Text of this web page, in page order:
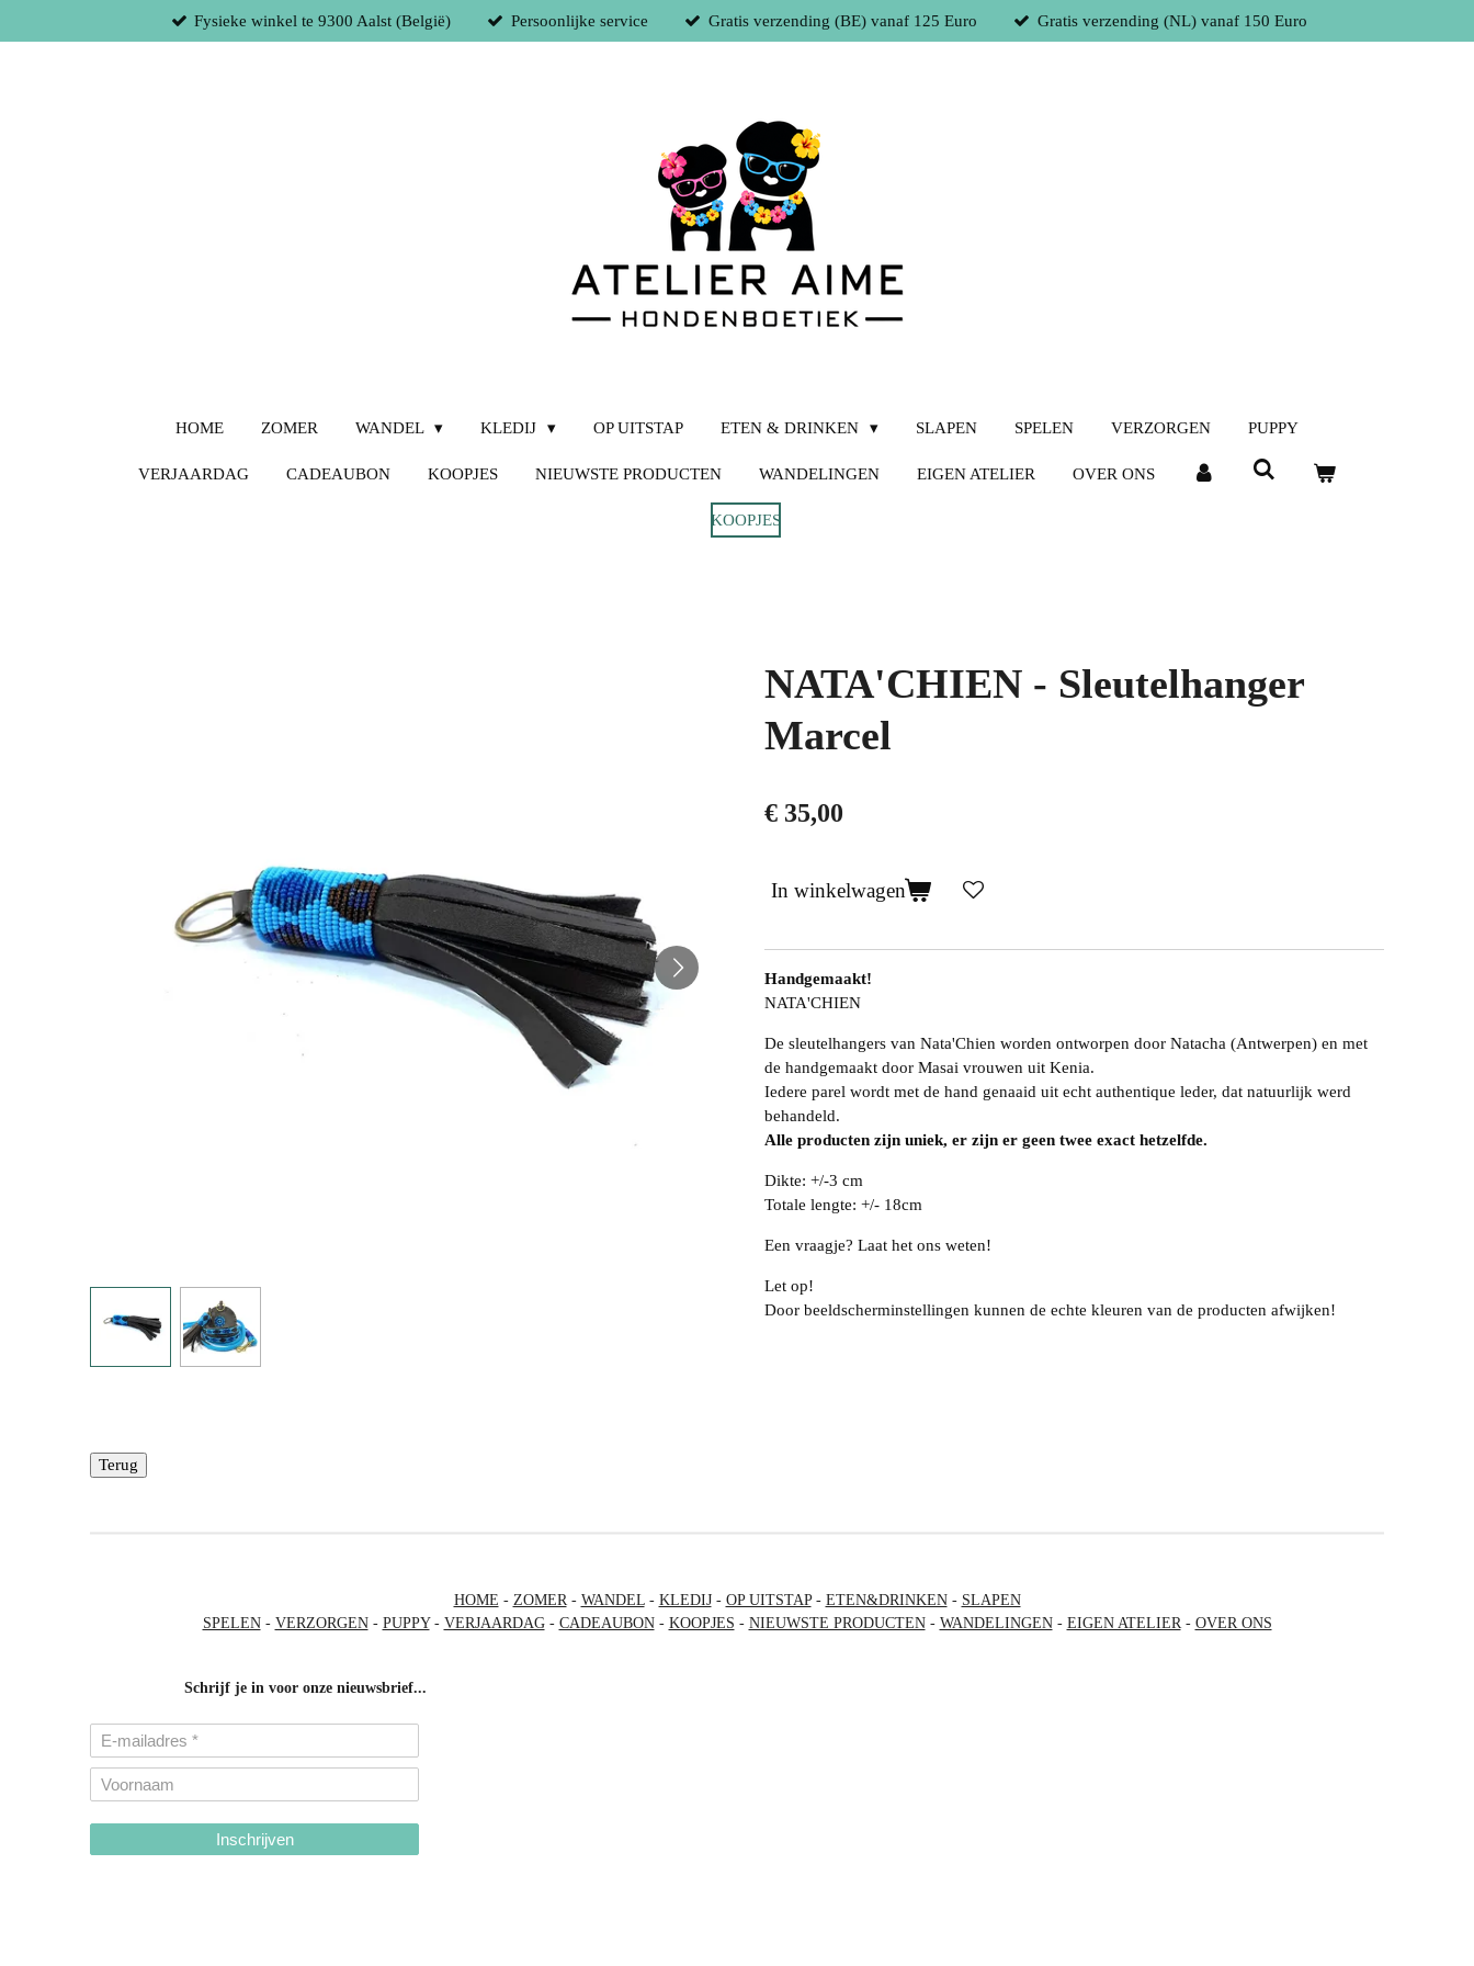
direct
Fysieke winkel te 9300 Aalst (België) Persoonlijke service Gratis verzending (BE) vanaf 125 Euro Gratis verzending (NL) vanaf 150 Euro
HOME ZOMER WANDEL KLEDIJ OP UITSTAP ETEN & DRINKEN SLAPEN SPELEN VERZORGEN PUPPY
VERJAARDAG CADEAUBON KOOPJES NIEUWSTE PRODUCTEN WANDELINGEN EIGEN ATELIER OVER ONS
KOOPJES
NATA'CHIEN - Sleutelhanger
Marcel
€ 35,00
In winkelwagen
Handgemaakt!
NATA'CHIEN
De sleutelhangers van Nata'Chien worden ontworpen door Natacha (Antwerpen) en met
de handgemaakt door Masai vrouwen uit Kenia.
Iedere parel wordt met de hand genaaid uit echt authentique leder, dat natuurlijk werd
behandeld.
Alle producten zijn uniek, er zijn er geen twee exact hetzelfde.
Dikte: +/-3 cm
Totale lengte: +/- 18cm
Een vraagje? Laat het ons weten!
Let op!
Door beeldscherminstellingen kunnen de echte kleuren van de producten afwijken!
Terug
HOME - ZOMER- WANDEL- KLEDIJ- OP UITSTAP- ETEN&DRINKEN- SLAPEN
SPELEN- VERZORGEN- PUPPY- VERJAARDAG- CADEAUBON- KOOPJES - NIEUWSTE PRODUCTEN- WANDELINGEN- EIGEN ATELIER- OVER ONS
Schrijf je in voor onze nieuwsbrief...
Inschrijven